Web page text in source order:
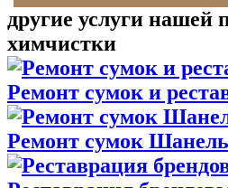
другие услуги нашей
химчистки
Ремонт сумок и
Ремонт сумок Шанель